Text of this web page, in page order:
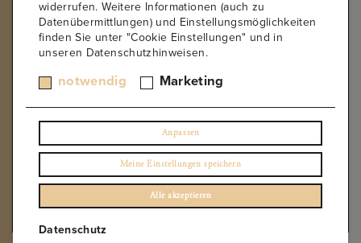
KLASSIFIZIERTE LAGE
1 ÖTW Lage Österreichische Traditionsweingüter
Erste STK Ried
Große STK Ried
Ried Pössnitzberg
STK Herkunftswein
VDP.GROSSES GEWÄCHS
VDP.ORTSWEIN
Wachau Smaragd
widerrufen. Weitere Informationen (auch zu
Datenübermittlungen) und Einstellungsmöglichkeiten
finden Sie unter "Cookie Einstellungen" und in
unseren Datenschutzhinweisen.
notwendig Marketing
Anpassen
Meine Einstellungen speichern
Alle akzeptieren
Datenschutz